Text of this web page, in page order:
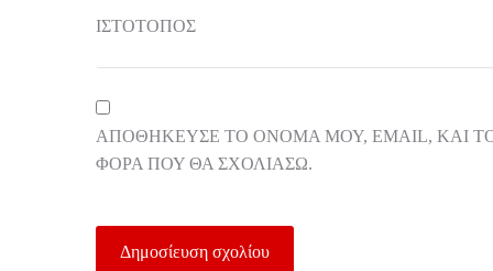
ΙΣΤΌΤΟΠΟΣ
ΑΠΟΘΉΚΕΥΣΕ ΤΟ ΌΝΟΜΆ ΜΟΥ, EMAIL, ΚΑΙ
ΦΟΡΆ ΠΟΥ ΘΑ ΣΧΟΛΙΆΣΩ.